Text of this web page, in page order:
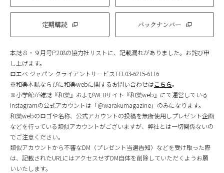
定期購読 バックナンバー
本誌８・９月号P.208の協力社リストに、記載漏れがありました。お詫び申
し上げます。
ロエベ ジャパン クライアントサービスTEL03-6215-6116
※和樂本誌ならびに和樂webに関するお問い合わせはこちら。
※小学館が雑誌『和樂』およびWEBサイト『和樂web』にて運営している
Instagramの公式アカウントは「@warakumagazine」のみになります。
和樂webのロゴや名称、公式アカウントの投稿を無断使用しプレゼント企画
などを行っている類似アカウントがございますが、弊社とは一切関係ないの
でご注意ください。
類似アカウントから不審なDM（プレゼント当選告知）などを受け取った際
は、記載されたURLにはアクセスせずDM自体を削除していただくようお願
いいたします。